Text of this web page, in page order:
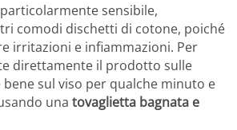
sensibile,
comodi dischetti di cotone, poiché
irritazioni e infiammazioni. Per
direttamente il prodotto sulle
bene sul viso per qualche minuto e
una tovaglietta bagnata e